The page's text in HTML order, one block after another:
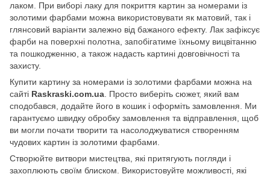
лаком. При виборі лаку для покриття картин за номерами із
золотими фарбами можна використовувати як матовий, так і
глянсовий варіанти залежно від бажаного ефекту. Лак зафіксує
фарби на поверхні полотна, запобігатиме їхньому вицвітанню
та пошкодженню, а також надасть картині довговічності та
захисту.
Купити картину за номерами із золотими фарбами можна на
сайті Raskraski.com.ua . Просто виберіть сюжет, який вам
сподобався, додайте його в кошик і оформіть замовлення. Ми
гарантуємо швидку обробку замовлення та відправлення, щоб
ви могли почати творити та насолоджуватися створенням
чудових картин із золотими фарбами.
Створюйте витвори мистецтва, які притягують погляди і
захоплюють своїм блиском. Використовуйте можливості, які